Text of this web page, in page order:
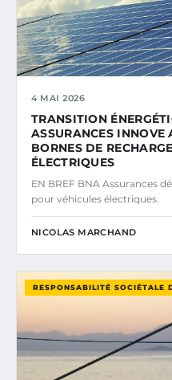
4 MAI 2026
TRANSITION
ASSURANCES INNOVE
BORNES DE
ÉLECTRIQUES
EN BREF BNA Assurances
pour véhicules électriques.
NICOLAS MARCHAND
RESPONSABILITÉ SOCIÉTALE